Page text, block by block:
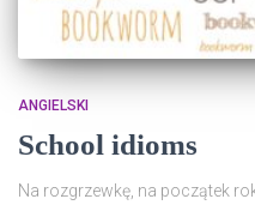
ANGIELSKI
School idioms
Na rozgrzewkę, na początek